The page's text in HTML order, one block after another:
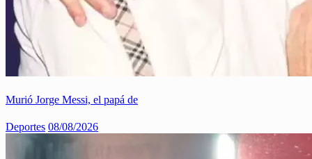
Murió Jorge Messi, el papá de
Deportes 08/08/2026